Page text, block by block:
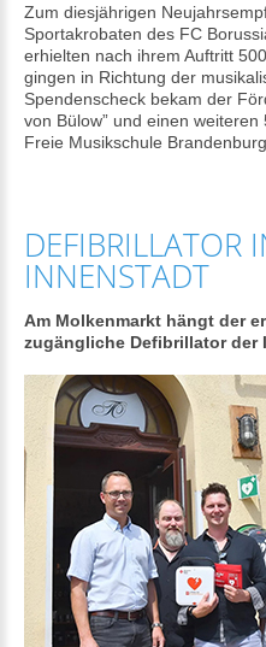
Zum diesjährigen
Sportakrobaten des FC
erhielten nach ihrem Auftritt
gingen in Richtung der
Spendenscheck bekam der
von Bülow” und einen
Freie Musikschule Brandenburg.
DEFIBRILLATOR
INNENSTADT
Am Molkenmarkt hängt der
zugängliche Defibrillator der